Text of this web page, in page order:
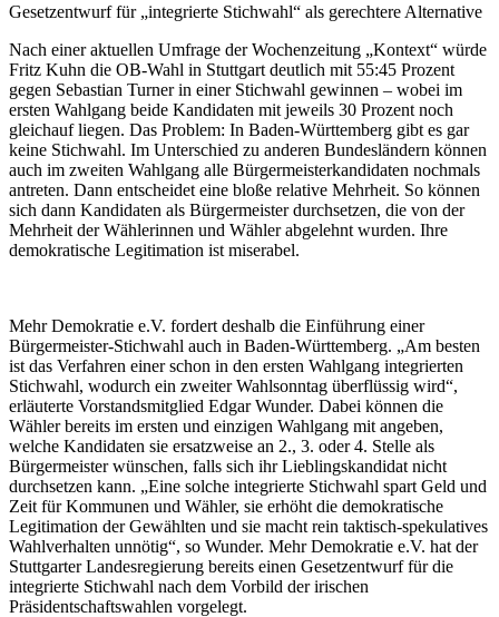
Gesetzentwurf für „integrierte Stichwahl“ als gerechtere Alternative
Nach einer aktuellen Umfrage der Wochenzeitung „Kontext“ würde
Fritz Kuhn die OB-Wahl in Stuttgart deutlich mit 55:45 Prozent
gegen Sebastian Turner in einer Stichwahl gewinnen – wobei im
ersten Wahlgang beide Kandidaten mit jeweils 30 Prozent noch
gleichauf liegen. Das Problem: In Baden-Württemberg gibt es gar
keine Stichwahl. Im Unterschied zu anderen Bundesländern können
auch im zweiten Wahlgang alle Bürgermeisterkandidaten nochmals
antreten. Dann entscheidet eine bloße relative Mehrheit. So können
sich dann Kandidaten als Bürgermeister durchsetzen, die von der
Mehrheit der Wählerinnen und Wähler abgelehnt wurden. Ihre
demokratische Legitimation ist miserabel.
Mehr Demokratie e.V. fordert deshalb die Einführung einer
Bürgermeister-Stichwahl auch in Baden-Württemberg. „Am besten
ist das Verfahren einer schon in den ersten Wahlgang integrierten
Stichwahl, wodurch ein zweiter Wahlsonntag überflüssig wird“,
erläuterte Vorstandsmitglied Edgar Wunder. Dabei können die
Wähler bereits im ersten und einzigen Wahlgang mit angeben,
welche Kandidaten sie ersatzweise an 2., 3. oder 4. Stelle als
Bürgermeister wünschen, falls sich ihr Lieblingskandidat nicht
durchsetzen kann. „Eine solche integrierte Stichwahl spart Geld und
Zeit für Kommunen und Wähler, sie erhöht die demokratische
Legitimation der Gewählten und sie macht rein taktisch-spekulatives
Wahlverhalten unnötig“, so Wunder. Mehr Demokratie e.V. hat der
Stuttgarter Landesregierung bereits einen Gesetzentwurf für die
integrierte Stichwahl nach dem Vorbild der irischen
Präsidentschaftswahlen vorgelegt.